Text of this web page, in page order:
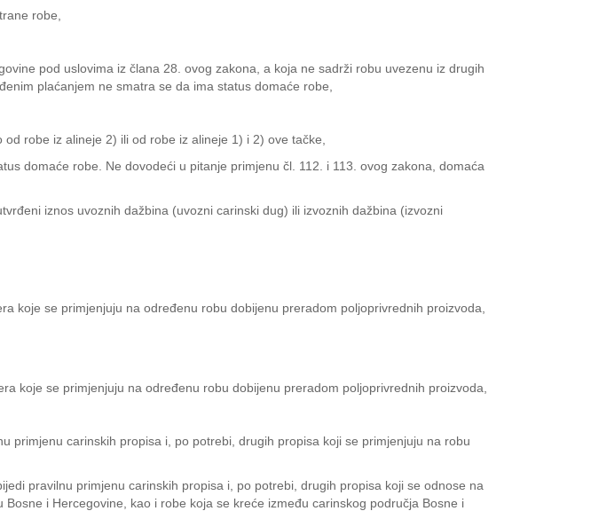
robe,
pod uslovima iz člana 28. ovog zakona, a koja ne sadrži robu uvezenu iz drugih
plaćanjem ne smatra se da ima status domaće robe,
robe iz alineje 2) ili od robe iz alineje 1) i 2) ove tačke,
domaće robe. Ne dovodeći u pitanje primjenu čl. 112. i 113. ovog zakona, domaća
iznos uvoznih dažbina (uvozni carinski dug) ili izvoznih dažbina (izvozni
koje se primjenjuju na određenu robu dobijenu preradom poljoprivrednih proizvoda,
koje se primjenjuju na određenu robu dobijenu preradom poljoprivrednih proizvoda,
primjenu carinskih propisa i, po potrebi, drugih propisa koji se primjenjuju na robu
pravilnu primjenu carinskih propisa i, po potrebi, drugih propisa koji se odnose na
i Hercegovine, kao i robe koja se kreće između carinskog područja Bosne i